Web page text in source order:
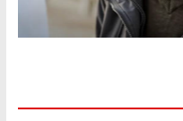
15 مارس، 2026